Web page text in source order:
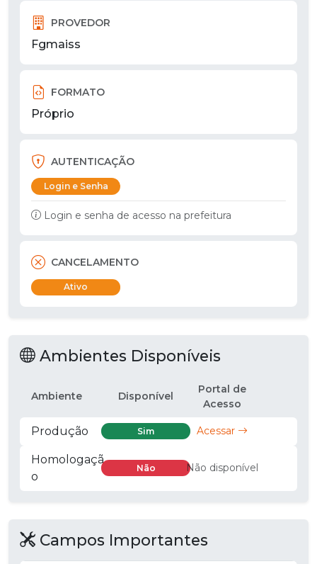
PROVEDOR
Fgmaiss
FORMATO
Próprio
AUTENTICAÇÃO
Login e Senha
Login e senha de acesso na prefeitura
CANCELAMENTO
Ativo
Ambientes Disponíveis
Ambiente Disponível
Portal de
Acesso
Produção Sim Acessar
Homologaçã
o
Não Não disponível
Campos Importantes